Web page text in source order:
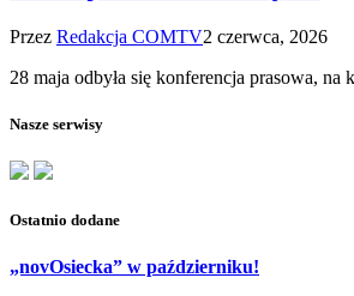
Przez Redakcja COMTV2 czerwca, 2026
28 maja odbyła się konferencja prasowa,
Nasze serwisy
Ostatnio dodane
„novOsiecka” w październiku!